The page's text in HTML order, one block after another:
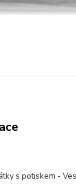
s potiskem -